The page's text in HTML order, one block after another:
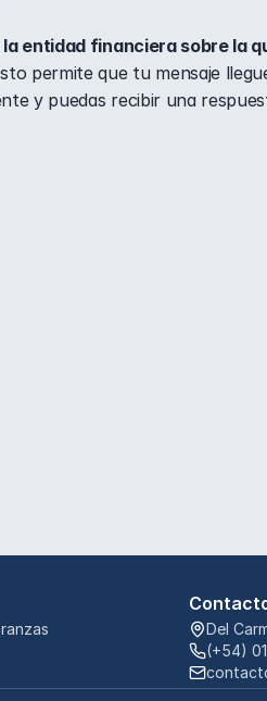
entidad financiera sobre la
permite que tu mensaje
y puedas recibir una
Del
(+54)